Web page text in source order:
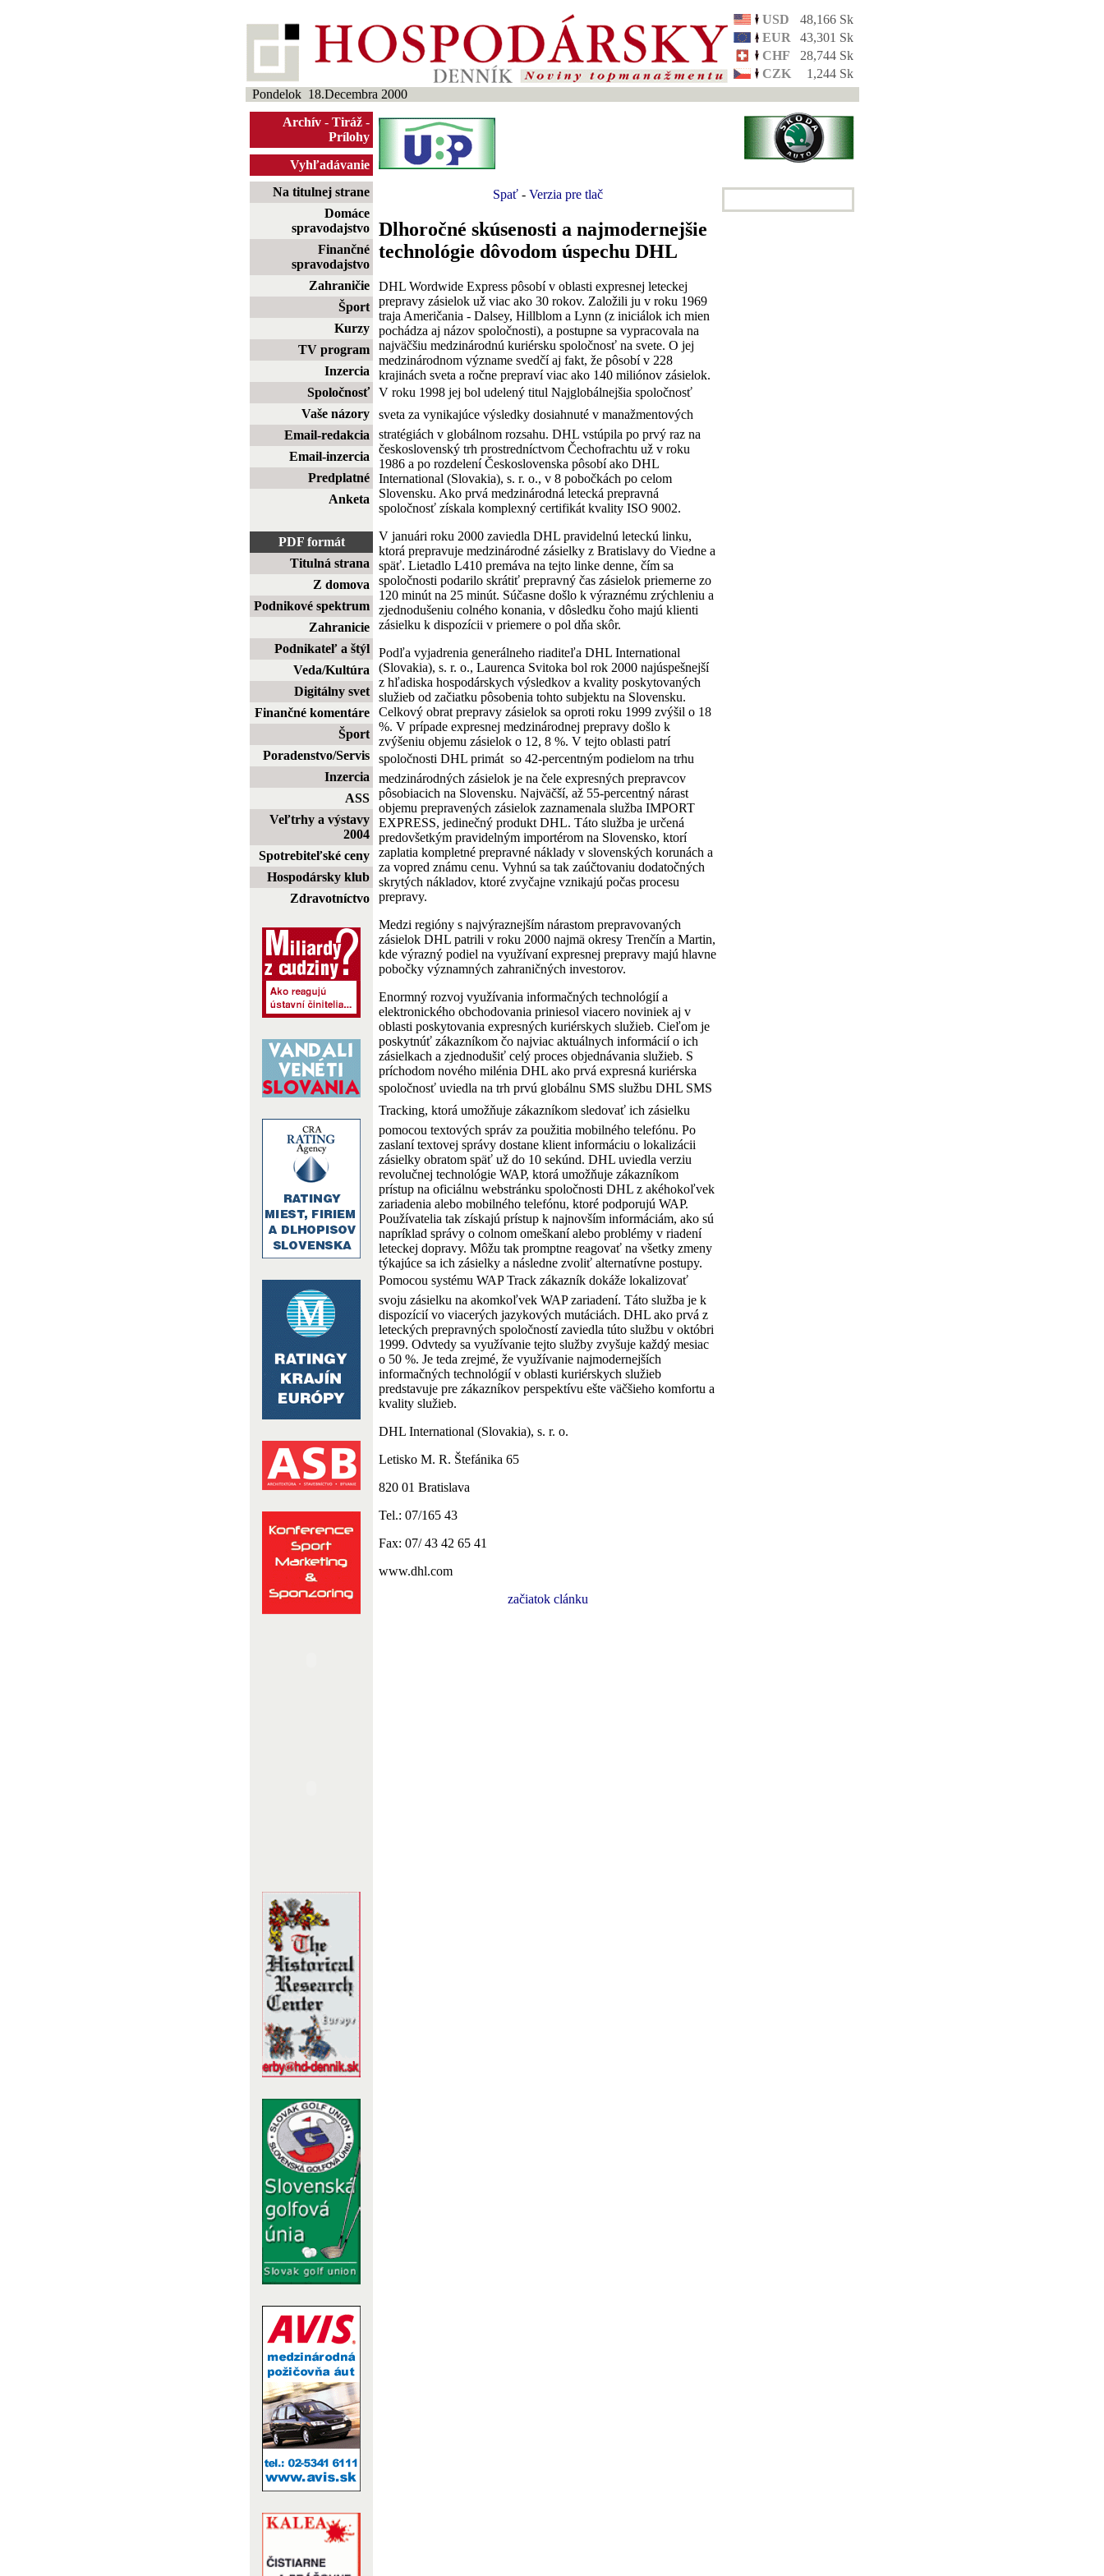
USD
48,166 Sk
EUR
43,301 Sk
CHF
28,744 Sk
CZK
1,244 Sk
Pondelok 18.Decembra 2000
Archív - Tiráž -
Prílohy
Vyhľadávanie
Na titulnej strane
Domáce
spravodajstvo
Finančné
spravodajstvo
Zahraničie
Šport
Kurzy
TV program
Inzercia
Spoločnosť
Vaše názory
Email-redakcia
Email-inzercia
Predplatné
Anketa
PDF formát
Titulná strana
Z domova
Podnikové spektrum
Zahranicie
Podnikateľ a štýl
Veda/Kultúra
Digitálny svet
Finančné komentáre
Šport
Poradenstvo/Servis
Inzercia
ASS
Veľtrhy a výstavy
2004
Spotrebiteľské ceny
Hospodársky klub
Zdravotníctvo
Spať- Verzia pre tlač
Dlhoročné skúsenosti a najmodernejšie
technológie dôvodom úspechu DHL
DHL Wordwide Express pôsobí v oblasti expresnej leteckej
prepravy zásielok už viac ako 30 rokov. Založili ju v roku 1969
traja Američania - Dalsey, Hillblom a Lynn (z iniciálok ich mien
pochádza aj názov spoločnosti), a postupne sa vypracovala na
najväčšiu medzinárodnú kuriérsku spoločnosť na svete. O jej
medzinárodnom význame svedčí aj fakt, že pôsobí v 228
krajinách sveta a ročne prepraví viac ako 140 miliónov zásielok.
V roku 1998 jej bol udelený titul Najglobálnejšia spoločnosť
sveta za vynikajúce výsledky dosiahnuté v manažmentových
stratégiách v globálnom rozsahu. DHL vstúpila po prvý raz na
československý trh prostredníctvom Čechofrachtu už v roku
1986 a po rozdelení Československa pôsobí ako DHL
International (Slovakia), s. r. o., v 8 pobočkách po celom
Slovensku. Ako prvá medzinárodná letecká prepravná
spoločnosť získala komplexný certifikát kvality ISO 9002.
V januári roku 2000 zaviedla DHL pravidelnú leteckú linku,
ktorá prepravuje medzinárodné zásielky z Bratislavy do Viedne a
späť. Lietadlo L410 premáva na tejto linke denne, čím sa
spoločnosti podarilo skrátiť prepravný čas zásielok priemerne zo
120 minút na 25 minút. Súčasne došlo k výraznému zrýchleniu a
zjednodušeniu colného konania, v dôsledku čoho majú klienti
zásielku k dispozícii v priemere o pol dňa skôr.
Podľa vyjadrenia generálneho riaditeľa DHL International
(Slovakia), s. r. o., Laurenca Svitoka bol rok 2000 najúspešnejší
z hľadiska hospodárskych výsledkov a kvality poskytovaných
služieb od začiatku pôsobenia tohto subjektu na Slovensku.
Celkový obrat prepravy zásielok sa oproti roku 1999 zvýšil o 18
%. V prípade expresnej medzinárodnej prepravy došlo k
zvýšeniu objemu zásielok o 12, 8 %. V tejto oblasti patrí
spoločnosti DHL primát  so 42-percentným podielom na trhu
medzinárodných zásielok je na čele expresných prepravcov
pôsobiacich na Slovensku. Najväčší, až 55-percentný nárast
objemu prepravených zásielok zaznamenala služba IMPORT
EXPRESS, jedinečný produkt DHL. Táto služba je určená
predovšetkým pravidelným importérom na Slovensko, ktorí
zaplatia kompletné prepravné náklady v slovenských korunách a
za vopred známu cenu. Vyhnú sa tak zaúčtovaniu dodatočných
skrytých nákladov, ktoré zvyčajne vznikajú počas procesu
prepravy.
Medzi regióny s najvýraznejším nárastom prepravovaných
zásielok DHL patrili v roku 2000 najmä okresy Trenčín a Martin,
kde výrazný podiel na využívaní expresnej prepravy majú hlavne
pobočky významných zahraničných investorov.
Enormný rozvoj využívania informačných technológií a
elektronického obchodovania priniesol viacero noviniek aj v
oblasti poskytovania expresných kuriérskych služieb. Cieľom je
poskytnúť zákazníkom čo najviac aktuálnych informácií o ich
zásielkach a zjednodušiť celý proces objednávania služieb. S
príchodom nového milénia DHL ako prvá expresná kuriérska
spoločnosť uviedla na trh prvú globálnu SMS službu DHL SMS
Tracking, ktorá umožňuje zákazníkom sledovať ich zásielku
pomocou textových správ za použitia mobilného telefónu. Po
zaslaní textovej správy dostane klient informáciu o lokalizácii
zásielky obratom späť už do 10 sekúnd. DHL uviedla verziu
revolučnej technológie WAP, ktorá umožňuje zákazníkom
prístup na oficiálnu webstránku spoločnosti DHL z akéhokoľvek
zariadenia alebo mobilného telefónu, ktoré podporujú WAP.
Používatelia tak získajú prístup k najnovším informáciám, ako sú
napríklad správy o colnom omeškaní alebo problémy v riadení
leteckej dopravy. Môžu tak promptne reagovať na všetky zmeny
týkajúce sa ich zásielky a následne zvoliť alternatívne postupy.
Pomocou systému WAP Track zákazník dokáže lokalizovať
svoju zásielku na akomkoľvek WAP zariadení. Táto služba je k
dispozícií vo viacerých jazykových mutáciách. DHL ako prvá z
leteckých prepravných spoločností zaviedla túto službu v októbri
1999. Odvtedy sa využívanie tejto služby zvyšuje každý mesiac
o 50 %. Je teda zrejmé, že využívanie najmodernejších
informačných technológií v oblasti kuriérskych služieb
predstavuje pre zákazníkov perspektívu ešte väčšieho komfortu a
kvality služieb.
DHL International (Slovakia), s. r. o.
Letisko M. R. Štefánika 65
820 01 Bratislava
Tel.: 07/165 43
Fax: 07/ 43 42 65 41
www.dhl.com
začiatok clánku